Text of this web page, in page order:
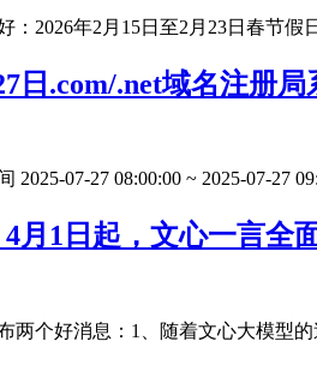
：2026年2月15日至2月23日春节
日.com/.net域名注册
2025-07-27 08:00:00 ~ 2025-07-27
月1日起，文心一言全
两个好消息：1、随着文心大模型